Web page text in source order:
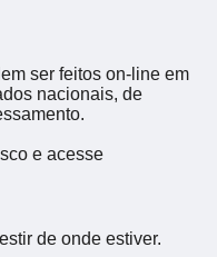
ser feitos on-line em
nacionais, de
e acesse
de onde estiver.